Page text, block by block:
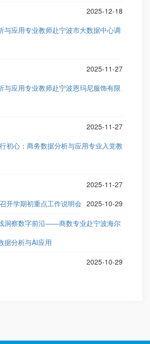
2025-12-18
与应用专业教师赴宁波市大数据中心调
2025-11-27
与应用专业教师赴宁波恩玛尼服饰有限
2025-11-27
初心：商务数据分析与应用专业入党教
2025-11-27
开学期初重点工作说明会 2025-10-29
洞察数字前沿——商数专业赴宁波海尔
据分析与AI应用
2025-10-29